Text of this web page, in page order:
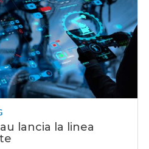
lancia la linea